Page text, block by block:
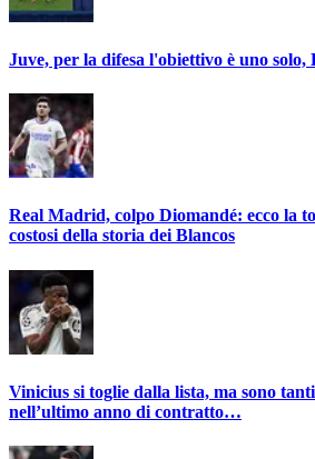
Juve, per la difesa l'obiettivo è uno solo,
Real Madrid, colpo Diomandé: ecco la
costosi della storia dei Blancos
Vinicius si toglie dalla lista, ma sono
nell’ultimo anno di contratto…